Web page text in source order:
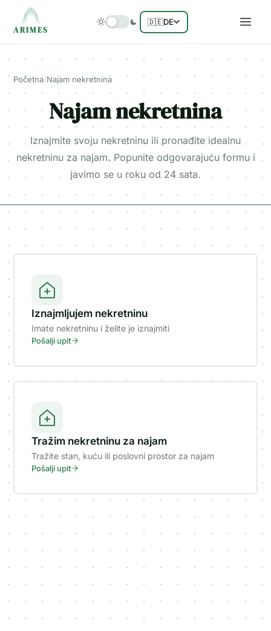
ARIMES
🇩🇪DE
Početna/Najam nekretnina
Najam nekretnina
Iznajmite svoju nekretninu ili pronađite idealnu
nekretninu za najam. Popunite odgovarajuću formu i
javimo se u roku od 24 sata.
Iznajmljujem nekretninu
Imate nekretninu i želite je iznajmiti
Pošalji upit
Tražim nekretninu za najam
Tražite stan, kuću ili poslovni prostor za najam
Pošalji upit